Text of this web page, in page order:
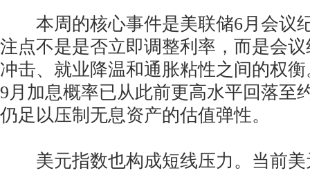
本周的核心事件是美联储6月会议
注点不是是否立即调整利率，而是会
冲击、就业降温和通胀粘性之间的权
9月加息概率已从此前更高水平回落至
仍足以压制无息资产的估值弹性。
美元指数也构成短线压力。当前美